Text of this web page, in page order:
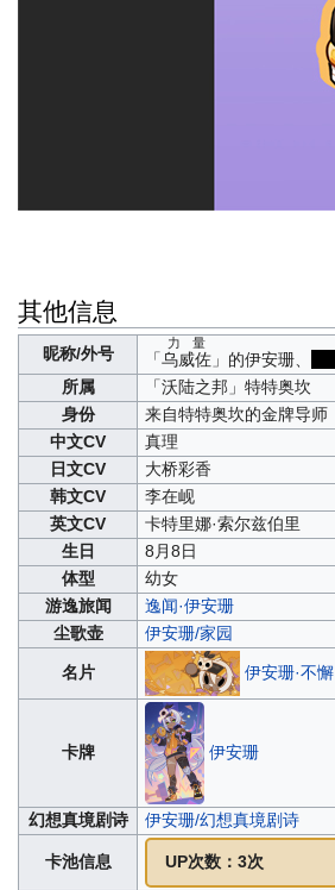
其他信息
昵称/外号 「乌威佐
力量
」的伊安珊、
所属
「沃陆之邦」特特奥坎
身份
来自特特奥坎的金牌导师
中文CV
真理
日文CV
大桥彩香
韩文CV
李在岘
英文CV
卡特里娜·索尔兹伯里
生日
8月8日
体型
幼女
游逸旅闻
逸闻·伊安珊
尘歌壶
伊安珊/家园
名片 伊安珊·不懈
卡牌 伊安珊
幻想真境剧诗 伊安珊/幻想真境剧诗
卡池信息 UP次数：3次